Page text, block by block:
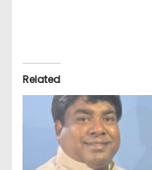
Related